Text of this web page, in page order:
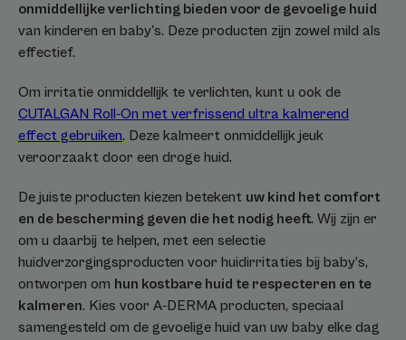
onmiddellijke verlichting bieden voor de gevoelige huid
van kinderen en baby's. Deze producten zijn zowel mild als
effectief.
Om irritatie onmiddellijk te verlichten, kunt u ook de
CUTALGAN Roll-On met verfrissend ultra kalmerend
effect gebruiken. Deze kalmeert onmiddellijk jeuk
veroorzaakt door een droge huid.
De juiste producten kiezen betekent uw kind het comfort
en de bescherming geven die het nodig heeft. Wij zijn er
om u daarbij te helpen, met een selectie
huidverzorgingsproducten voor huidirritaties bij baby’s,
ontworpen om hun kostbare huid te respecteren en te
kalmeren. Kies voor A-DERMA producten, speciaal
samengesteld om de gevoelige huid van uw baby elke dag